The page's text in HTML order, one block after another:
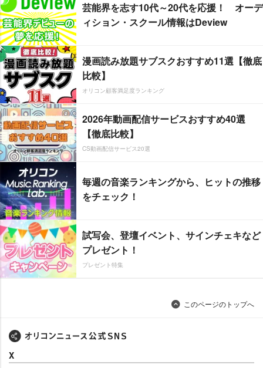
芸能界を志す10代～20代を応援！ オーデ
ィション・スクール情報はDeview
漫画読み放題サブスクおすすめ11選【徹底
比較】
オリコン顧客満足度ランキング
2026年動画配信サービスおすすめ40選
【徹底比較】
CS動画配信サービス20選
毎週の音楽ランキングから、ヒットの推移
をチェック！
試写会、登壇イベント、サインチェキなど
プレゼント！
プレゼント特集
このページのトップへ
X